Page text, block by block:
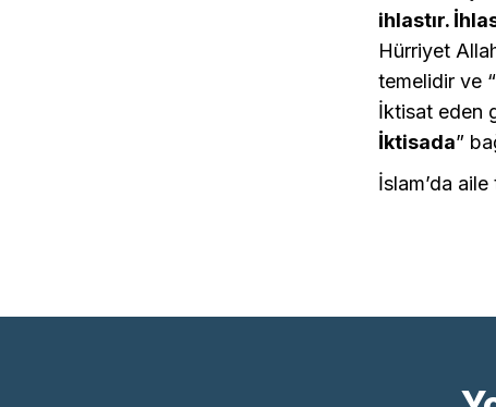
ihlastır.
Hürriyet
temelidir ve “
İktisat eden
İktisada”
İslam’da